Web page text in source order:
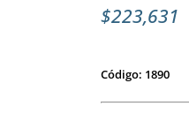
$223,631
Código: 1890